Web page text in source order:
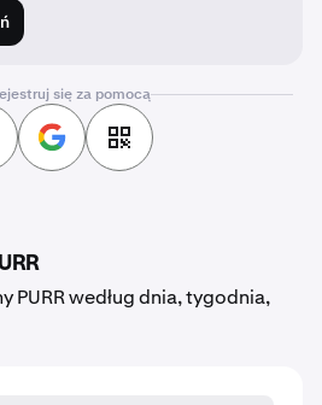
się za pomocą
PURR według dnia, tygodnia,